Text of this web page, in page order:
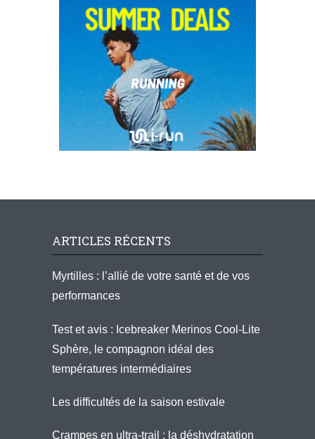
ARTICLES RÉCENTS
Myrtilles : l’allié de votre santé et de vos
performances
Test et avis : Icebreaker Merinos Cool-Lite
Sphère, le compagnon idéal des
températures intermédiaires
Les difficultés de la saison estivale
Crampes en ultra-trail : la déshydratation